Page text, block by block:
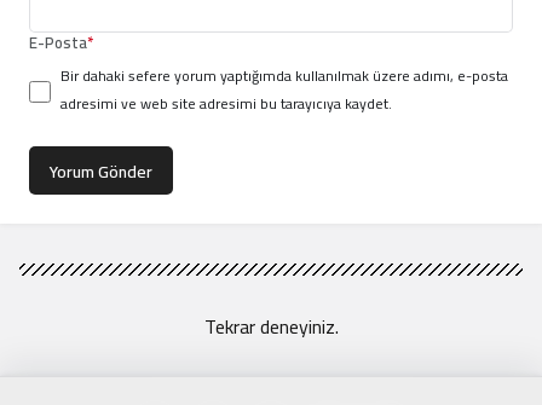
E-Posta*
Bir dahaki sefere yorum yaptığımda kullanılmak üzere adımı, e-posta
adresimi ve web site adresimi bu tarayıcıya kaydet.
Yorum Gönder
Tekrar deneyiniz.